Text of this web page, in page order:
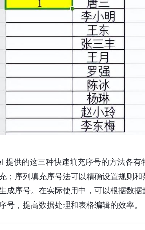
提供的这三种快速填充序号的方法各
；序列填充序号法可以精确设置规则
成序号。在实际使用中，可以根据数
号，提高数据处理和表格编辑的效率。